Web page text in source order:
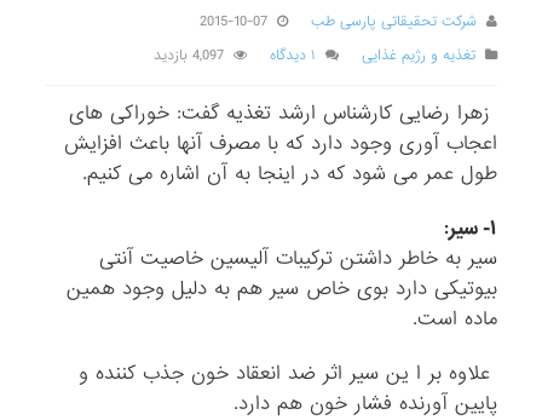
شرکت تحقیقاتی پارسی طب
2015-10-07
تغذیه و رژیم غذایی
۱ دیدگاه 4,097 بازدید
زهرا رضایی کارشناس ارشد تغذیه گفت: خوراکی های
اعجاب آوری وجود دارد که با مصرف آنها باعث افزایش
طول عمر می شود که در اینجا به آن اشاره می کنیم.
۱- سیر:
سیر به خاطر داشتن ترکیبات آلیسین خاصیت آنتی
بیوتیکی دارد بوی خاص سیر هم به دلیل وجود همین
ماده است.
علاوه بر ا ین سیر اثر ضد انعقاد خون جذب کننده و
پایین آورنده فشار خون هم دارد.